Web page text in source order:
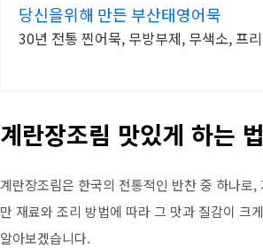
당신을위해 만든 부산태영어묵
30년 전통 찐어묵, 무방부제, 무색소, 프
계란장조림 맛있게 하는 법
계란장조림은 한국의 전통적인 반찬 중 하나로
만 재료와 조리 방법에 따라 그 맛과 질감이 크
알아보겠습니다.